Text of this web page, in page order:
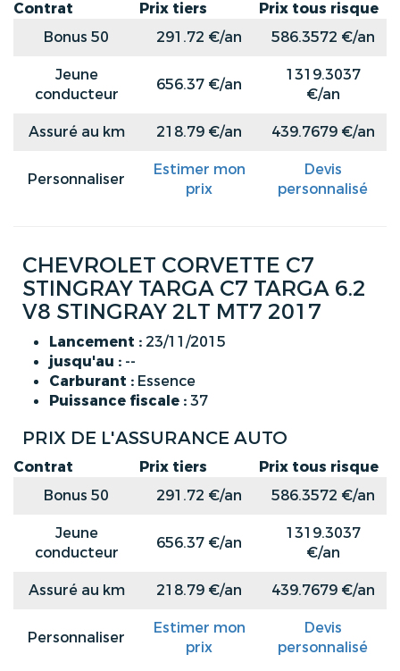
Contrat Prix tiers
Prix tous risque
Bonus 50
291.72 €/an
586.3572 €/an
Jeune
conducteur
656.37 €/an
1319.3037
€/an
Assuré au km
218.79 €/an 439.7679 €/an
Personnaliser
Estimer mon
prix
Devis
personnalisé
CHEVROLET CORVETTE C7
STINGRAY TARGA C7 TARGA 6.2
V8 STINGRAY 2LT MT7 2017
Lancement : 23/11/2015
jusqu'au : --
Carburant : Essence
Puissance fiscale :37
PRIX DE L'ASSURANCE AUTO
Contrat Prix tiers
Prix tous risque
Bonus 50
291.72 €/an
586.3572 €/an
Jeune
conducteur
656.37 €/an
1319.3037
€/an
Assuré au km
218.79 €/an 439.7679 €/an
Personnaliser
Estimer mon
prix
Devis
personnalisé